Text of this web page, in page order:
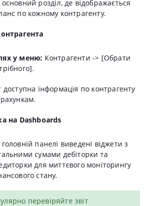
розділ, де відображається
по кожному контрагенту.
у меню: Контрагенти -> [Обрати
доступна інформація по контрагенту
на Dashboards
панелі виведені віджети з
сумами дебіторки та
для миттєвого моніторингу
стану.
перевіряйте звіт